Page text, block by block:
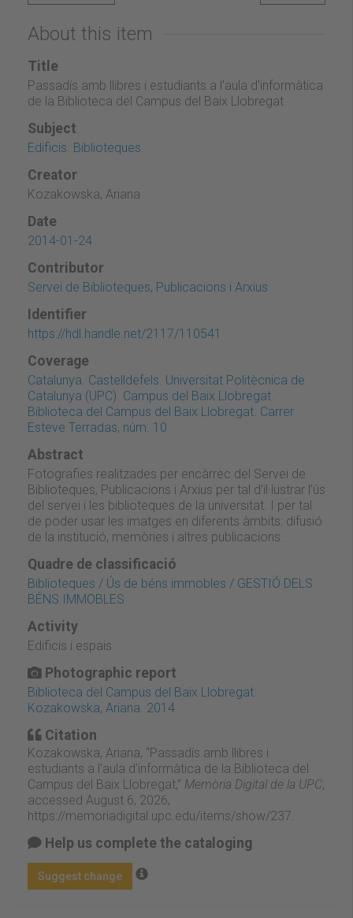
About this item
Title
Passadís amb llibres i estudiants a l'aula d'informàtica
de la Biblioteca del Campus del Baix Llobregat
Subject
Edificis. Biblioteques.
Creator
Kozakowska, Ariana
Date
2014-01-24
Contributor
Servei de Biblioteques, Publicacions i Arxius
Identifier
https://hdl.handle.net/2117/110541
Coverage
Catalunya. Castelldefels. Universitat Politècnica de
Catalunya (UPC). Campus del Baix Llobregat.
Biblioteca del Campus del Baix Llobregat. Carrer
Esteve Terradas, núm. 10
Abstract
Fotografies realitzades per encàrrec del Servei de
Biblioteques, Publicacions i Arxius per tal d'il·lustrar l'ús
del servei i les biblioteques de la universitat. I per tal
de poder usar les imatges en diferents àmbits: difusió
de la institució, memòries i altres publicacions.
Quadre de classificació
Biblioteques / Ús de béns immobles / GESTIÓ DELS
BÉNS IMMOBLES
Activity
Edificis i espais
Photographic report
Biblioteca del Campus del Baix Llobregat.
Kozakowska, Ariana. 2014.
Citation
Kozakowska, Ariana, “Passadís amb llibres i
estudiants a l'aula d'informàtica de la Biblioteca del
Campus del Baix Llobregat,” Memòria Digital de la UPC,
accessed August 6, 2026,
https://memoriadigital.upc.edu/items/show/237
Help us complete the cataloging
Suggest change